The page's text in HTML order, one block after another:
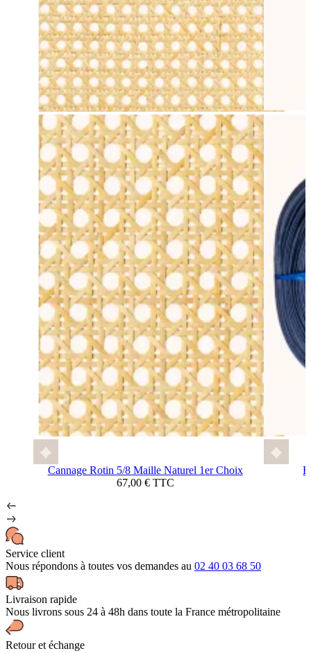
Cannage Rotin 5/8 Maille Naturel 1er Choix
67,00 € TTC
Service client
Nous répondons à toutes vos demandes au 02 40 03 68 50
Livraison rapide
Nous livrons sous 24 à 48h dans toute la France métropolitaine
Retour et échange